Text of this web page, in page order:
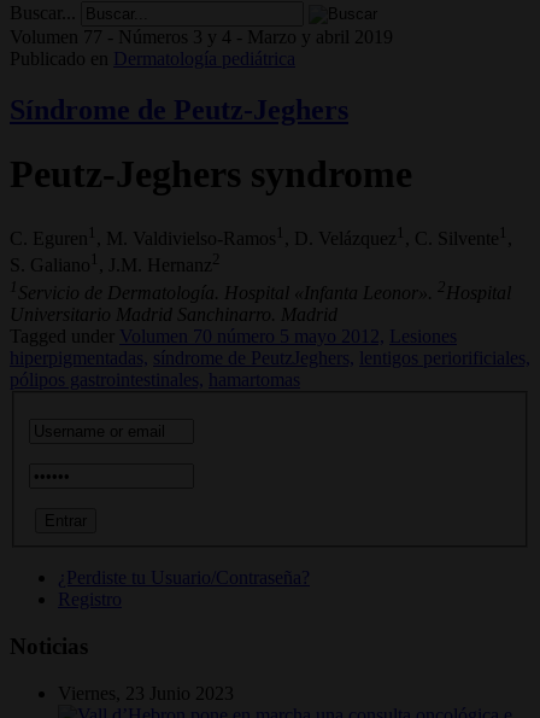
Buscar...
Volumen 77 - Números 3 y 4 - Marzo y abril 2019
Publicado en
Dermatología pediátrica
Síndrome de Peutz-Jeghers
Peutz-Jeghers syndrome
C. Eguren 1 , M. Valdivielso-Ramos 1 , D. Velázquez 1 , C. Silvente 1
S. Galiano 1 , J.M. Hernanz
1 Servicio de Dermatología. Hospital «Infanta Leonor». 2 Hospital
Universitario Madrid Sanchinarro. Madrid
Tagged under
Volumen 70 número 5 mayo 2012,
Lesiones
hiperpigmentadas, síndrome de PeutzJeghers,
lentigos periorificiales,
pólipos gastrointestinales,
hamartomas
¿Perdiste tu Usuario/Contraseña?
Registro
Noticias
Viernes, 23 Junio 2023